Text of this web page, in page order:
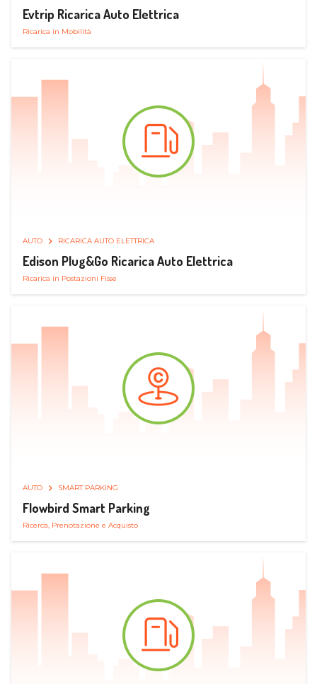
Evtrip Ricarica Auto Elettrica
Ricarica in Mobilità
AUTO RICARICA AUTO ELETTRICA
Edison Plug&Go Ricarica Auto Elettrica
Ricarica in Postazioni Fisse
AUTO SMART PARKING
Flowbird Smart Parking
Ricerca, Prenotazione e Acquisto